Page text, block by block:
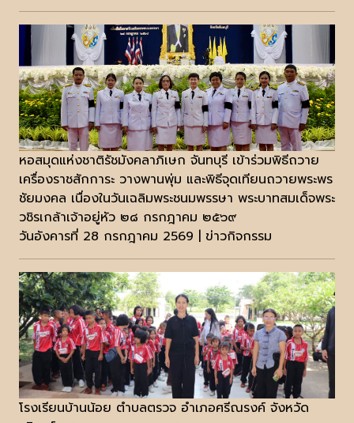
หอสมุดแห่งชาติรัชมังคลาภิเษก จันทบุรี เข้าร่วมพิธีถวาย
เครื่องราชสักการะ วางพานพุ่ม และพิธีจุดเทียนถวายพระพร
ชัยมงคล เนื่องในวันเฉลิมพระชนมพรรษา พระบาทสมเด็จพระ
วชิรเกล้าเจ้าอยู่หัว ๒๘ กรกฎาคม ๒๕๖๙
วันอังคารที่ 28 กรกฎาคม 2569 | ข่าวกิจกรรม
โรงเรียนบ้านน้อย ตำบลตรวจ อำเภอศรีณรงค์ จังหวัด